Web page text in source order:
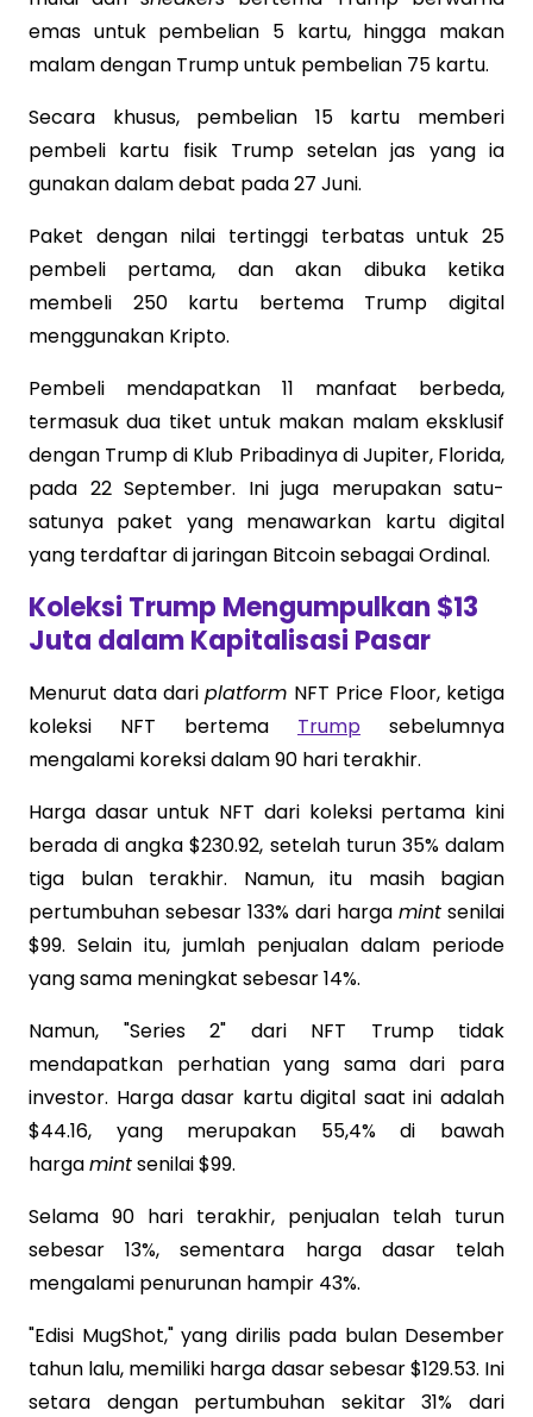
emas untuk pembelian 5 kartu, hingga makan
malam dengan Trump untuk pembelian 75 kartu.
Secara khusus, pembelian 15 kartu memberi
pembeli kartu fisik Trump setelan jas yang ia
gunakan dalam debat pada 27 Juni.
Paket dengan nilai tertinggi terbatas untuk 25
pembeli pertama, dan akan dibuka ketika
membeli 250 kartu bertema Trump digital
menggunakan Kripto.
Pembeli mendapatkan 11 manfaat berbeda,
termasuk dua tiket untuk makan malam eksklusif
dengan Trump di Klub Pribadinya di Jupiter, Florida,
pada 22 September. Ini juga merupakan satu-
satunya paket yang menawarkan kartu digital
yang terdaftar di jaringan Bitcoin sebagai Ordinal.
Koleksi Trump Mengumpulkan $13
Juta dalam Kapitalisasi Pasar
Menurut data dariplatform NFT Price Floor, ketiga
koleksi NFT bertema Trump sebelumnya
mengalami koreksi dalam 90 hari terakhir.
Harga dasar untuk NFT dari koleksi pertama kini
berada di angka $230.92, setelah turun 35% dalam
tiga bulan terakhir. Namun, itu masih bagian
pertumbuhan sebesar 133% dari harga mint senilai
$99. Selain itu, jumlah penjualan dalam periode
yang sama meningkat sebesar 14%.
Namun, "Series 2" dari NFT Trump tidak
mendapatkan perhatian yang sama dari para
investor. Harga dasar kartu digital saat ini adalah
$44.16, yang merupakan 55,4% di bawah
hargamintsenilai $99.
Selama 90 hari terakhir, penjualan telah turun
sebesar 13%, sementara harga dasar telah
mengalami penurunan hampir 43%.
"Edisi MugShot," yang dirilis pada bulan Desember
tahun lalu, memiliki harga dasar sebesar $129.53. Ini
setara dengan pertumbuhan sekitar 31% dari